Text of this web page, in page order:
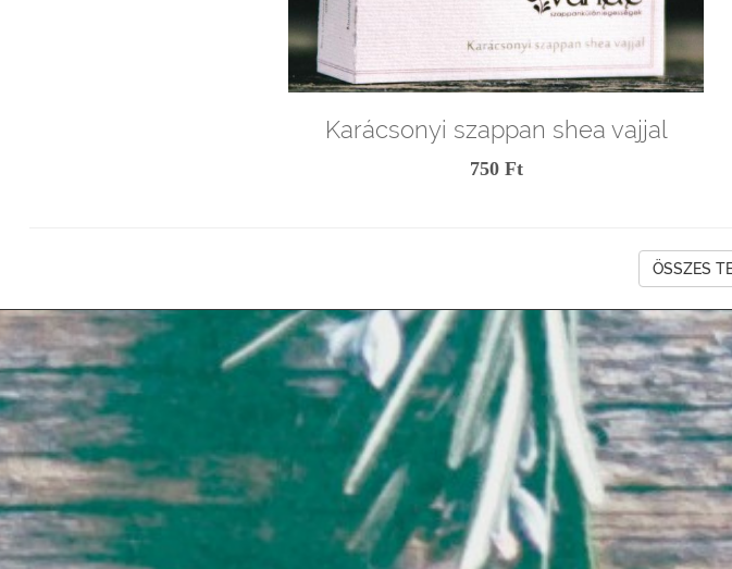
Karácsonyi szappan shea vajjal
750 Ft
ÖSSZES